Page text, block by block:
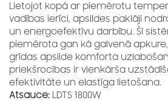
Lietojot kopā ar piemērotu
vadības ierīci, apsildes paklāji
un energoefektīvu darbību. Šī
piemērota gan kā galvenā
grīdas apsilde komforta
priekšrocības ir vienkārša
efektivitāte un elastīga lietošana.
Atsauce: LDTS 1800W